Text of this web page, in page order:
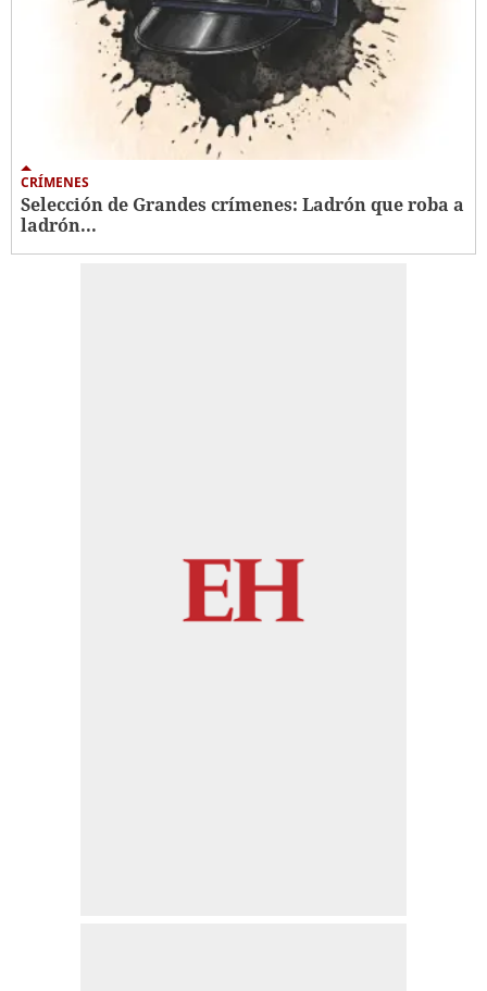
CRÍMENES
Selección de Grandes crímenes: Ladrón que roba a
ladrón...